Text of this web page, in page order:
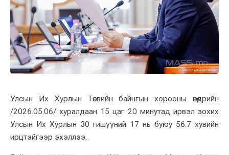
Улсын Их Хурлын Төсвийн байнгын хорооны өнөөдрийн
/2026.05.06/ хуралдаан 15 цаг 20 минутад ирвэл зохих
Улсын Их Хурлын 30 гишүүний 17 нь буюу 56.7 хувийн
ирцтэйгээр эхэллээ.